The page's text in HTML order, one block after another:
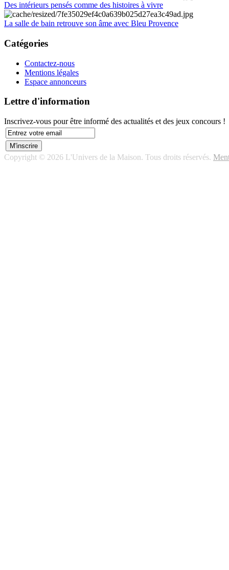
Des intérieurs pensés comme des histoires à vivre
La salle de bain retrouve son âme avec Bleu Provence
Catégories
Contactez-nous
Mentions légales
Espace annonceurs
Lettre d'information
Inscrivez-vous pour être informé des actualités et des jeux concours !
Copyright © 2026 L'Univers de la Maison. Tous droits réservés.